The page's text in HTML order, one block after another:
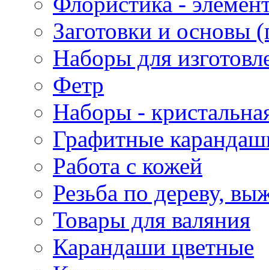
Заготовки и основы
Наборы для
Фетр
Наборы -
Графитные
Работа с кожей
Резьба по дереву,
Товары для валяния
Карандаши цветные